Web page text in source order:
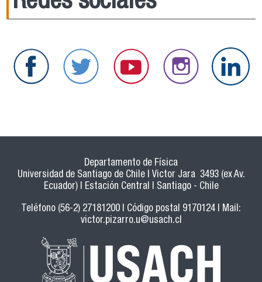
Departamento de Física
Universidad de Santiago de Chile | Victor Jara 3493 (ex Av.
Ecuador) | Estación Central | Santiago - Chile
Teléfono (56-2) 27181200 | Código postal 9170124 | Mail:
victor.pizarro.u@usach.cl